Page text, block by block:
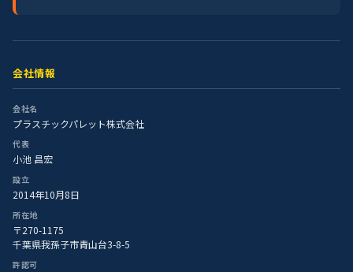
会社情報
会社名
プラスチックパレット株式会社
代表
小池 昌宏
設立
2014年10月8日
所在地
〒270-1175
千葉県我孫子市青山台3-8-5
許認可